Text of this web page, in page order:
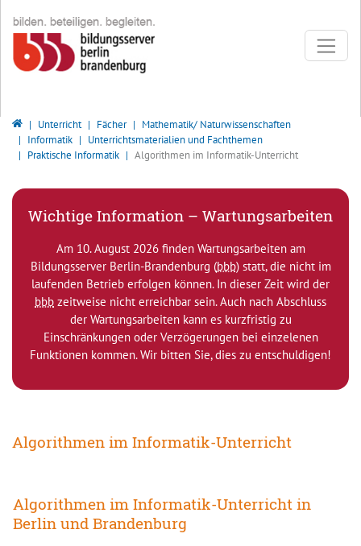
Bildungsserver Berlin - Brandenburg
Unterricht Fächer
Mathematik/ Naturwissenschaften
Informatik
Unterrichtsmaterialien und Fachthemen
Praktische Informatik
Algorithmen im Informatik-Unterricht
Wichtige Information – Wartungsarbeiten
Am 10. August 2026 finden Wartungsarbeiten am
Bildungsserver Berlin-Brandenburg (bbb) statt, die nicht im
laufenden Betrieb erfolgen können. In dieser Zeit wird der
bbb zeitweise nicht erreichbar sein. Auch nach Abschluss
der Wartungsarbeiten kann es kurzfristig zu
Einschränkungen oder Verzögerungen bei einzelenen
Funktionen kommen. Wir bitten Sie, dies zu entschuldigen!
Algorithmen im Informatik-Unterricht
Algorithmen im Informatik-Unterricht in
Berlin und Brandenburg